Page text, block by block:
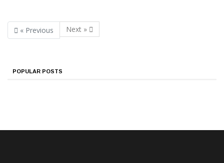
« Previous Next »
POPULAR POSTS